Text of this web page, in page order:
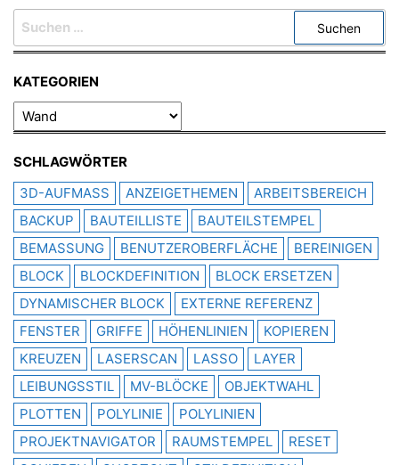
der
Beiträge
KATEGORIEN
KATEGORIEN
SCHLAGWÖRTER
3D-AUFMASS
ANZEIGETHEMEN
ARBEITSBEREICH
BACKUP
BAUTEILLISTE
BAUTEILSTEMPEL
BEMASSUNG
BENUTZEROBERFLÄCHE
BEREINIGEN
BLOCK
BLOCKDEFINITION
BLOCK ERSETZEN
DYNAMISCHER BLOCK
EXTERNE REFERENZ
FENSTER
GRIFFE HÖHENLINIEN
KOPIEREN
KREUZEN
LASERSCAN LASSO
LAYER
LEIBUNGSSTIL
MV-BLÖCKE
OBJEKTWAHL
PLOTTEN
POLYLINIE
POLYLINIEN
PROJEKTNAVIGATOR
RAUMSTEMPEL
RESET